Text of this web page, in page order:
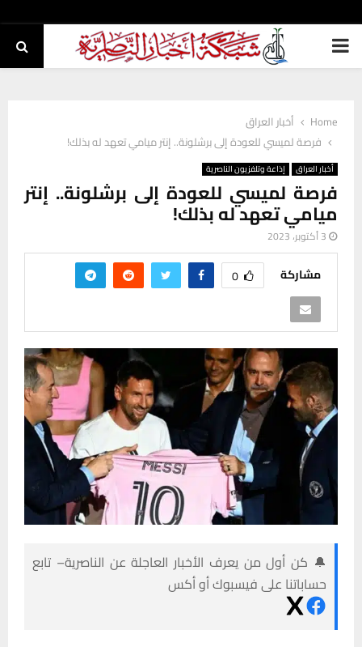
PRIMARY
Home
أخبار العراق
فرصة لميسي للعودة إلى برشلونة.. إنتر ميامي تعهد له بذلك!
أخبار العراق إذاعة وتلفزيون الناصرية
فرصة لميسي للعودة إلى برشلونة.. إنتر
ميامي تعهد له بذلك!
3 أكتوبر، 2023
مشاركة 0
🔔 كن أول من يعرف الأخبار العاجلة عن الناصرية– تابع
حساباتنا على فيسبوك أو أكس